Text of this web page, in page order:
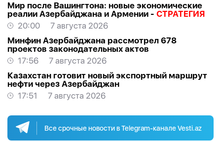
Мир после Вашингтона: новые экономические
реалии Азербайджана и Армении - СТРАТЕГИЯ
20:00
7 августа 2026
Минфин Азербайджана рассмотрел 678
проектов законодательных актов
17:56
7 августа 2026
Казахстан готовит новый экспортный маршрут
нефти через Азербайджан
17:51
7 августа 2026
Все срочные новости в Telegram-канале Vesti.az